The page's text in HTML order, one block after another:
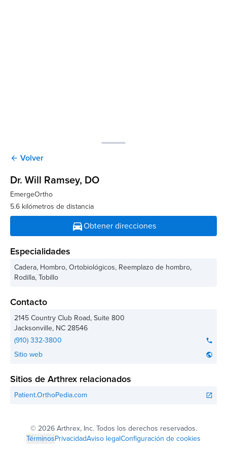
arrow_back Volver
Dr. Will Ramsey, DO
EmergeOrtho
5.6 kilómetros de distancia
directions_carObtener direcciones
Especialidades
Cadera, Hombro, Ortobiológicos, Reemplazo de hombro,
Rodilla, Tobillo
Contacto
2145 Country Club Road, Suite 800
Jacksonville, NC28546
(910) 332-3800
phone
Sitio web public
Sitios de Arthrex relacionados
Patient.OrthoPedia.com open_in_new
© 2026 Arthrex, Inc. Todos los derechos reservados.
TérminosPrivacidadAviso legalConfiguración de cookies